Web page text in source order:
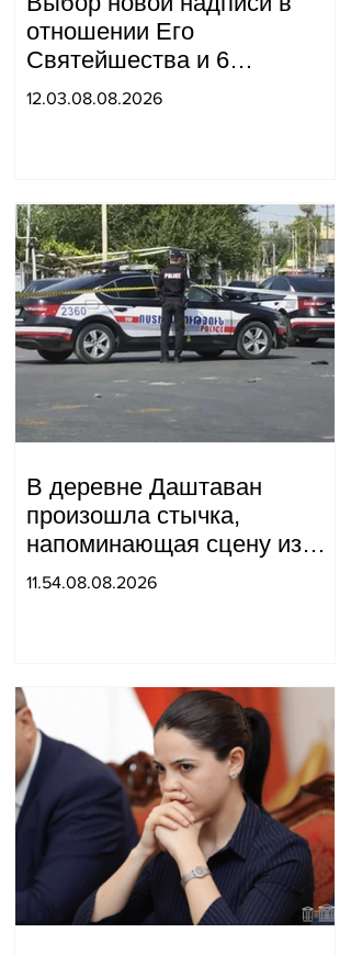
отношении Его
Святейшества и 6
епископов находится в
12.03.08.08.2026
В деревне Даштаван
произошла стычка,
напоминающая сцену из
военного фильма: более 10
11.54.08.08.2026